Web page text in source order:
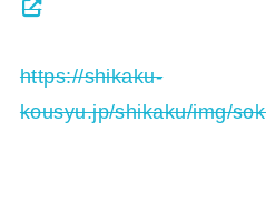
https://shikaku-
kousyu.jp/shikaku/img/